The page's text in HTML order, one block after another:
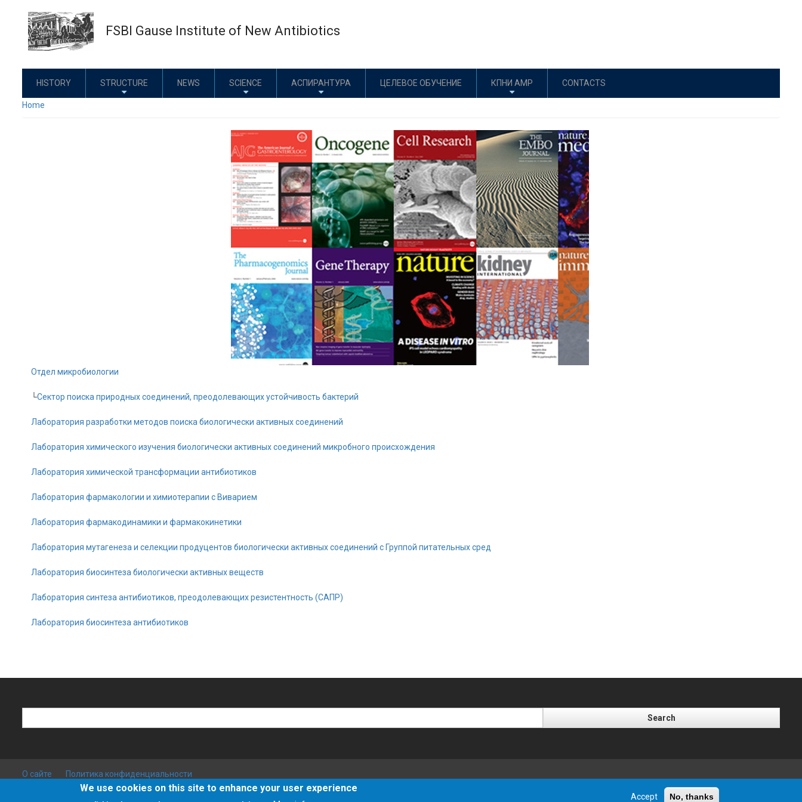
content
FSBI Gause Institute of New Antibiotics
HISTORY STRUCTURE NEWS SCIENCE АСПИРАНТУРА ЦЕЛЕВОЕ ОБУЧЕНИЕ КПНИ АМР CONTACTS
Home
Отдел микробиологии
└Сектор поиска природных соединений, преодолевающих устойчивость бактерий
Лаборатория разработки методов поиска биологически активных соединений
Лаборатория химического изучения биологически активных соединений микробного происхождения
Лаборатория химической трансформации антибиотиков
Лаборатория фармакологии и химиотерапии с Виварием
Лаборатория фармакодинамики и фармакокинетики
Лаборатория мутагенеза и селекции продуцентов биологически активных соединений с Группой питательных сред
Лаборатория биосинтеза биологически активных веществ
Лаборатория синтеза антибиотиков, преодолевающих резистентность (САПР)
Лаборатория биосинтеза антибиотиков
О сайте Политика конфиденциальности
We use cookies on this site to enhance your user experience
Accept No, thanks